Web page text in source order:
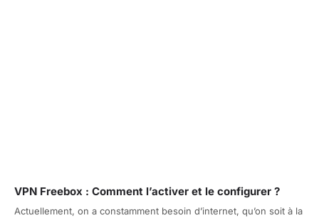
VPN Freebox : Comment l’activer et le configurer ?
Actuellement, on a constamment besoin d’internet, qu’on soit à la